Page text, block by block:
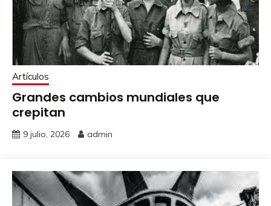
Artículos
Grandes cambios mundiales que
crepitan
9 julio, 2026 admin